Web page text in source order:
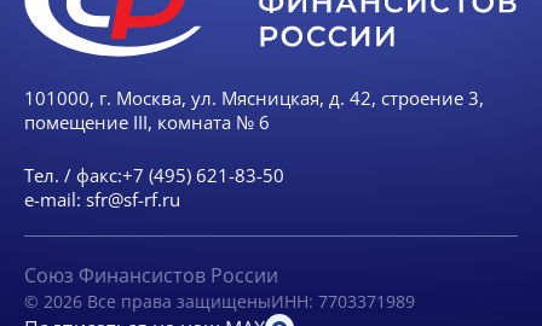
101000, г. Москва, ул. Мясницкая, д. 42, строение 3,
помещение III, комната № 6
Тел. / факс:+7 (495) 621-83-50
e-mail: sfr@sf-rf.ru
Союз Финансистов России
© 2026 Все права защищеныИНН: 7703371989